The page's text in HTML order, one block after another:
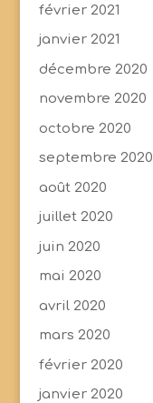
février 2021
janvier 2021
décembre 2020
novembre 2020
octobre 2020
septembre 2020
août 2020
juillet 2020
juin 2020
mai 2020
avril 2020
mars 2020
février 2020
janvier 2020